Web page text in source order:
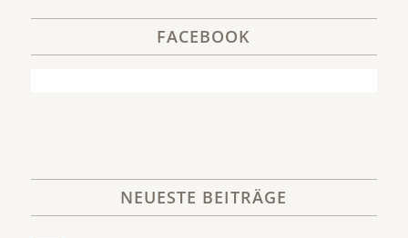
FACEBOOK
NEUESTE BEITRÄGE